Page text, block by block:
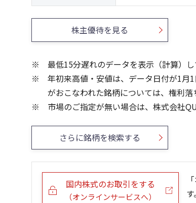
株主優待を見る
最低15分遅れのデータを表示（計算）し
年初来高値・安値は、データ日付が1月
がおこなわれた銘柄については、権利落
市場のご指定が無い場合は、株式会社
さらに銘柄を検索する
国内株式のお取引をする
（オンラインサービスへ）